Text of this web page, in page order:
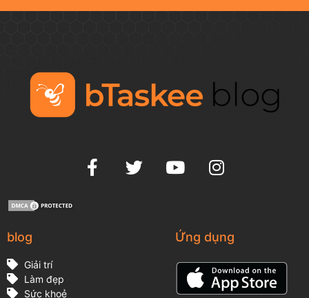
blog
Giải trí
Làm đẹp
Sức khoẻ
Ứng dụng